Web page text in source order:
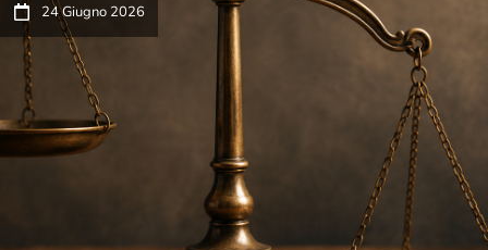
24 Giugno 2026